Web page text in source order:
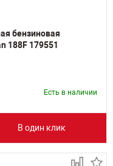
бензиновая
188F 179551
Есть в наличии
В один клик